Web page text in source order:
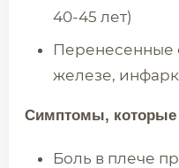
40-45 лет)
Перенесенные
железе,
Симптомы, которые
Боль в плече